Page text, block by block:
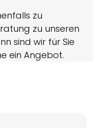
zu
zu unseren
sind wir für Sie
ein Angebot.